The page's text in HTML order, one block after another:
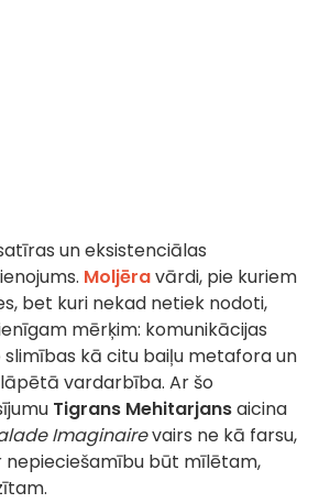
un eksistenciālas
Moljēravārdi, pie kuriem
bet kuri nekad netiek nodoti,
mērķim: komunikācijas
kā citu baiļu metafora un
vardarbība. Ar šo
Tigrans Mehitarjansaicina
Imaginairevairs ne kā farsu,
būt mīlētam,